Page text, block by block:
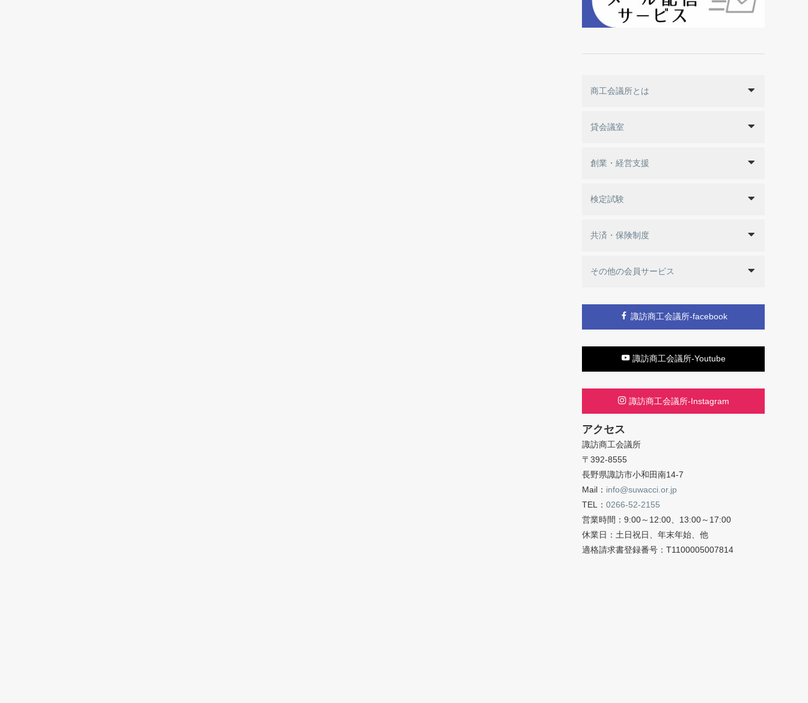
商工会議所とは
貸会議室
創業・経営支援
検定試験
共済・保険制度
その他の会員サービス
諏訪商工会議所-facebook
諏訪商工会議所-Youtube
諏訪商工会議所-Instagram
アクセス
諏訪商工会議所
〒392-8555
長野県諏訪市小和田南14-7
Mail： info@suwacci.or.jp
TEL： 0266-52-2155
営業時間：9:00～12:00、13:00～17:00
休業日：土日祝日、年末年始、他
適格請求書登録番号：T1100005007814